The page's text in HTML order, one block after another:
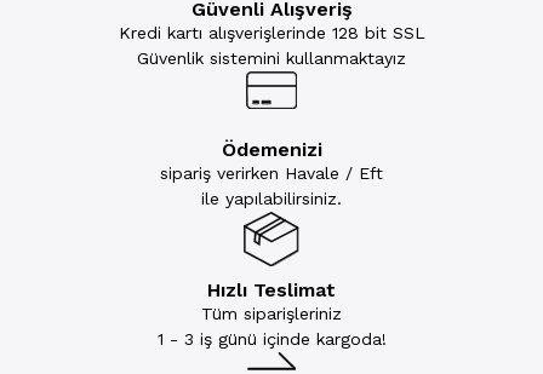
Güvenli Alışveriş
Kredi kartı alışverişlerinde 128 bit SSL
Güvenlik sistemini kullanmaktayız
Ödemenizi
sipariş verirken Havale / Eft
ile yapılabilirsiniz.
Hızlı Teslimat
Tüm siparişleriniz
1 - 3 iş günü içinde kargoda!